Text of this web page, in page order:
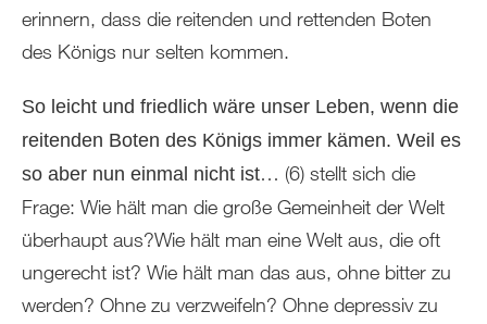
erinnern, dass die reitenden und rettenden Boten
des Königs nur selten kommen.
So leicht und friedlich wäre unser Leben, wenn die
reitenden Boten des Königs immer kämen. Weil es
so aber nun einmal nicht ist… (6) stellt sich die
Frage: Wie hält man die große Gemeinheit der Welt
überhaupt aus?Wie hält man eine Welt aus, die oft
ungerecht ist? Wie hält man das aus, ohne bitter zu
werden? Ohne zu verzweifeln? Ohne depressiv zu